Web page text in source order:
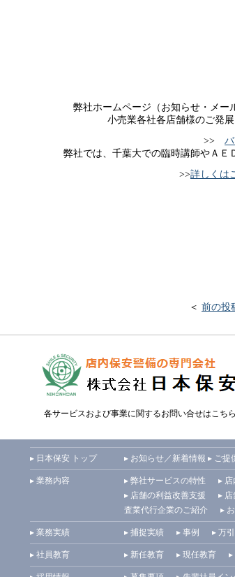
弊社ホームページ（お知らせ・メー
小売業各社各店舗様のご発
>>
弊社では、千葉大での臨時講師やＡＥ
>>詳しくは
＜ 前の投
各サービスおよび事業に関するお問い合せはこち
▸ 日本保安 トップ ▸ お知らせ／新着情報 ▸ ご提
▸ 業務内容 ▸ 弊社サービスの特性 ▸
▸ 店舗の利益改善支援
▸
査業代行企業のご紹介
▸
▸ 業務実績 ▸ 捕捉実績 ▸ 事例 ▸ 万
▸ 社員教育 ▸ 新任教育 ▸ 現任教育 ▸